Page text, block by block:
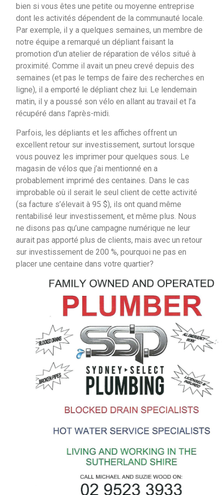
bien si vous êtes une petite ou moyenne entreprise
dont les activités dépendent de la communauté locale.
Par exemple, il y a quelques semaines, un membre de
notre équipe a remarqué un dépliant faisant la
promotion d’un atelier de réparation de vélos situé à
proximité. Comme il avait un pneu crevé depuis des
semaines (et pas le temps de faire des recherches en
ligne), il a emporté le dépliant chez lui. Le lendemain
matin, il y a poussé son vélo en allant au travail et l’a
récupéré dans l’après-midi.
Parfois, les dépliants et les affiches offrent un
excellent retour sur investissement, surtout lorsque
vous pouvez les imprimer pour quelques sous. Le
magasin de vélos que j’ai mentionné en a
probablement imprimé des centaines. Dans le cas
improbable où il serait le seul client de cette activité
(sa facture s’élevait à 95 $), ils ont quand même
rentabilisé leur investissement, et même plus. Nous
ne disons pas qu’une campagne numérique ne leur
aurait pas apporté plus de clients, mais avec un retour
sur investissement de 200 %, pourquoi ne pas en
placer une centaine dans votre quartier?